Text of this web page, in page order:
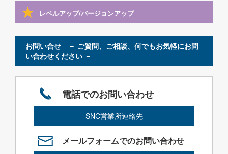
レベルアップ/バージョンアップ
お問い合せ － ご質問、ご相談、何でもお気軽にお問
い合わせください －
電話でのお問い合わせ
SNC営業所連絡先
メールフォームでのお問い合わせ